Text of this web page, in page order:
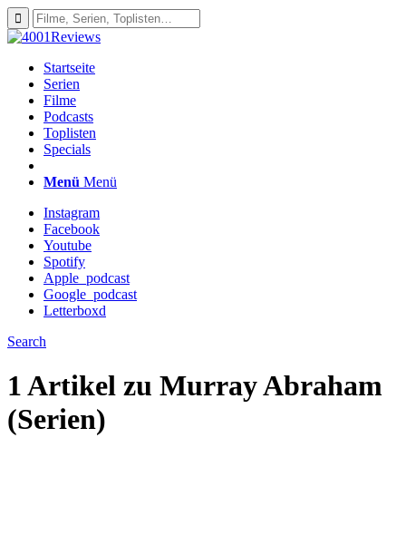
Startseite
Serien
Filme
Podcasts
Toplisten
Specials
Menü Menü
Instagram
Facebook
Youtube
Spotify
Apple_podcast
Google_podcast
Letterboxd
Search
1 Artikel zu Murray Abraham
(Serien)